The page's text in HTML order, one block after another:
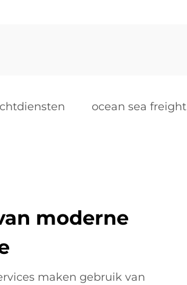
ocean sea freight
moderne
maken gebruik van